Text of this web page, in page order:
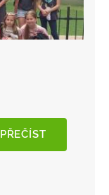
PŘEČÍST